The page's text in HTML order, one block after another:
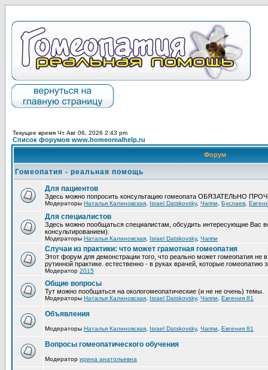
Текущее время Чт Авг 06, 2026 2:43 pm
Список форумов www.homeorealhelp.ru
Форум
Гомеопатия - реальная помощь
Для пациентов
Здесь можно попросить консультацию гомеопата ОБЯЗАТЕЛЬНО
Модераторы Наталья Калиновская Israel Datskovsky, Чаппи Буслаев
Для специалистов
Здесь можно пообщаться специалистам, обсудить интересующие Вас
консультированием).
Модераторы Наталья Калиновская Israel Datskovsky, Чаппи
Случаи из практики: что может грамотная гомеопатия
Этот форум для демонстрации того, что реально может гомеопатия не
рутинной практике. естественно - в руках врачей, которые гомеопатию
Модератор 2015
Общие вопросы
Тут можно пообщаться на окологомеопатические (и не не очень) темы.
Модераторы Наталья Калиновская Israel Datskovsky, Чаппи Евгения 81
Объявления
Модераторы Наталья Калиновская Israel Datskovsky, Чаппи Евгения 81
Вопросы гомеопатического обучения
Модератор ирина анатольевна